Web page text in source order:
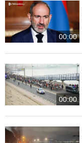
00:00
00:00